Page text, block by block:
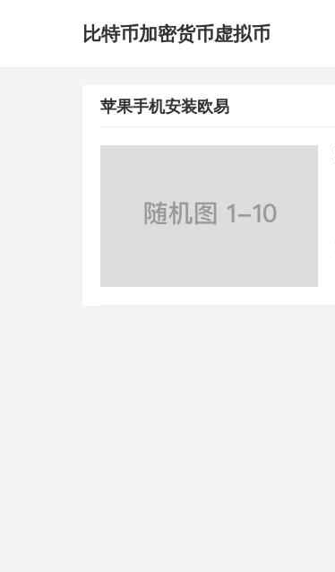
比特币加密货币虚拟币
苹果手机安装欧易